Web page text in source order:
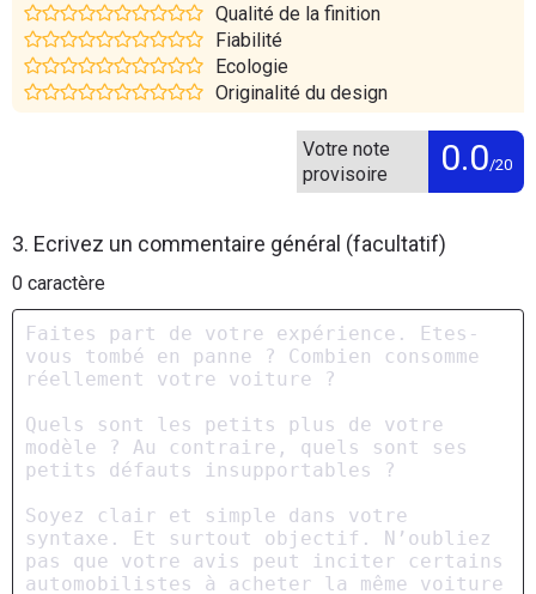
Qualité de la finition
Fiabilité
Ecologie
Originalité du design
Votre note
provisoire
0.0/20
3. Ecrivez un commentaire général (facultatif)
0 caractère